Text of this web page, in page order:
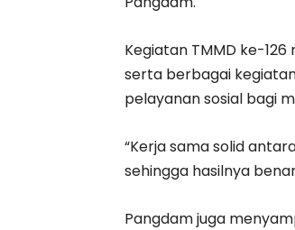
Kegiatan TMMD ke-
serta berbagai
pelayanan sosial bagi
“Kerja sama solid
sehingga hasilnya
Pangdam juga